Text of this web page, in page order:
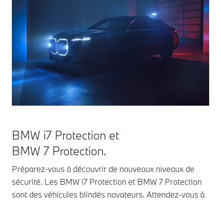
BMW i7 Protection et
BMW 7 Protection.
Préparez-vous à découvrir de nouveaux niveaux de
sécurité. Les BMW i7 Protection et BMW 7 Protection
sont des véhicules blindés novateurs. Attendez-vous à